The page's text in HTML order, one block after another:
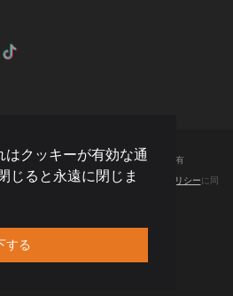
クッキーが有効な通
じると永遠に閉じま
する
North America, Inc Japan- 全著作権所有
とにより、利用規約および プライバシーポリシーに同